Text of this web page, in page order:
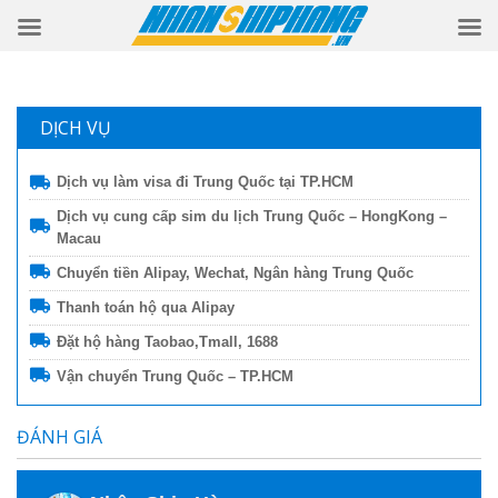
DỊCH VỤ
Dịch vụ làm visa đi Trung Quốc tại TP.HCM
Dịch vụ cung cấp sim du lịch Trung Quốc – HongKong –
Macau
Chuyển tiền Alipay, Wechat, Ngân hàng Trung Quốc
Thanh toán hộ qua Alipay
Đặt hộ hàng Taobao,Tmall, 1688
Vận chuyển Trung Quốc – TP.HCM
ĐÁNH GIÁ